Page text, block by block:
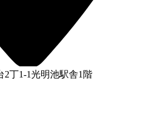
2丁1-1光明池駅舎1階